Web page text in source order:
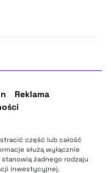
Reklama
część lub całość
służą wyłącznie
żadnego rodzaju
inwestycyjnej.